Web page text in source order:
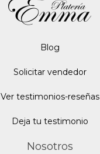
Blog
Solicitar vendedor
Ver testimonios-reseñas
Deja tu testimonio
Nosotros